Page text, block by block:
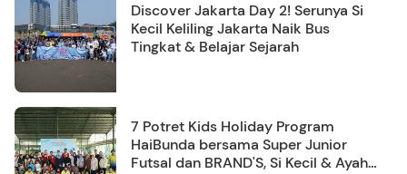
Discover Jakarta Day 2! Serunya Si
Kecil Keliling Jakarta Naik Bus
Tingkat & Belajar Sejarah
7 Potret Kids Holiday Program
HaiBunda bersama Super Junior
Futsal dan BRAND'S, Si Kecil & Ayah